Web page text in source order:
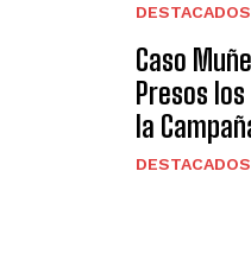
DESTACADOS
Caso
Presos
la
DESTACADOS